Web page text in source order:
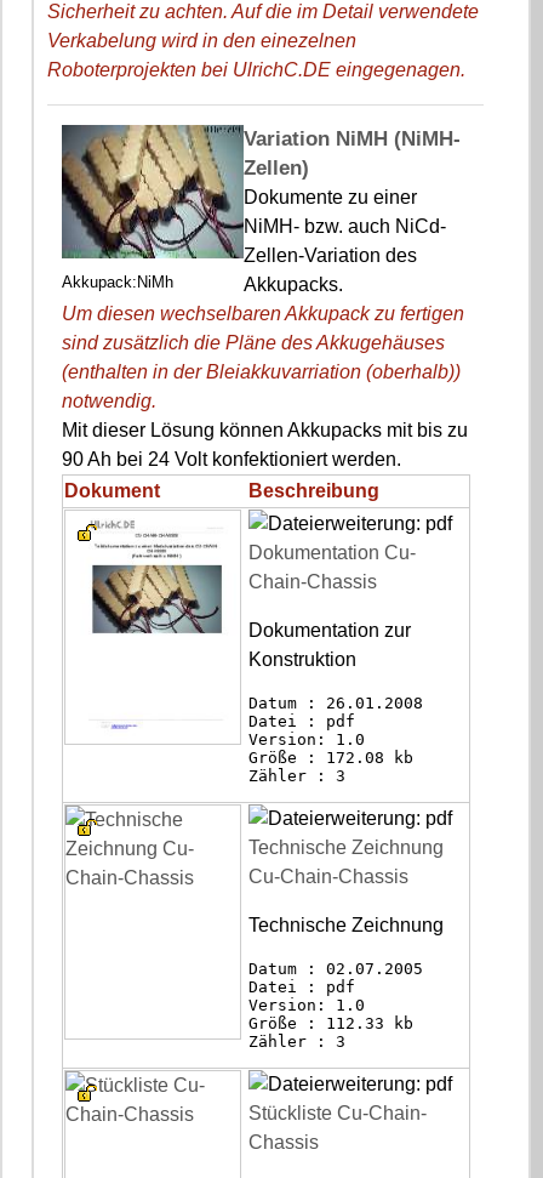
Sicherheit zu achten. Auf die im Detail verwendete
Verkabelung wird in den einezelnen
Roboterprojekten bei UlrichC.DE eingegenagen.
Akkupack:NiMh
Variation NiMH (NiMH-
Zellen)
Dokumente zu einer
NiMH- bzw. auch NiCd-
Zellen-Variation des
Akkupacks.
Um diesen wechselbaren Akkupack zu fertigen
sind zusätzlich die Pläne des Akkugehäuses
(enthalten in der Bleiakkuvarriation (oberhalb))
notwendig.
Mit dieser Lösung können Akkupacks mit bis zu
90 Ah bei 24 Volt konfektioniert werden.
Dokument
Beschreibung
Dokumentation Cu-
Chain-Chassis
Dokumentation zur
Konstruktion
Datum : 26.01.2008
Datei : pdf
Version: 1.0
Größe : 172.08 kb
Zähler : 3
Technische Zeichnung
Cu-Chain-Chassis
Technische Zeichnung
Datum : 02.07.2005
Datei : pdf
Version: 1.0
Größe : 112.33 kb
Zähler : 3
Stückliste Cu-Chain-
Chassis